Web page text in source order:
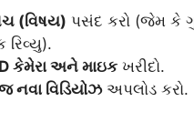
(વિષય) પસંદ કરો (જેમ કે
રિવ્યુ).
કેમેરા અને માઇક ખરીદો.
નવા વિડિયોઝઅપલોડ કરો.